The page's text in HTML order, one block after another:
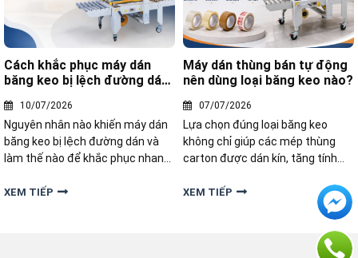
Cách khắc phục máy dán
băng keo bị lệch đường dán
10/07/2026
Nguyên nhân nào khiến máy dán
băng keo bị lệch đường dán và
làm thế nào để khắc phục nhanh
ngay cách khắc phục trong bài
XEM TIẾP
Máy dán thùng bán tự động
nên dùng loại băng keo nào?
07/07/2026
Lựa chọn đúng loại băng keo
không chỉ giúp các mép thùng
carton được dán kín, tăng tính
trạng kẹt băng keo, đứt băng
hoặc hao hụt vật tư. Vậy máy dán
băng keo nào để đáp ứng tốt
XEM TIẾP